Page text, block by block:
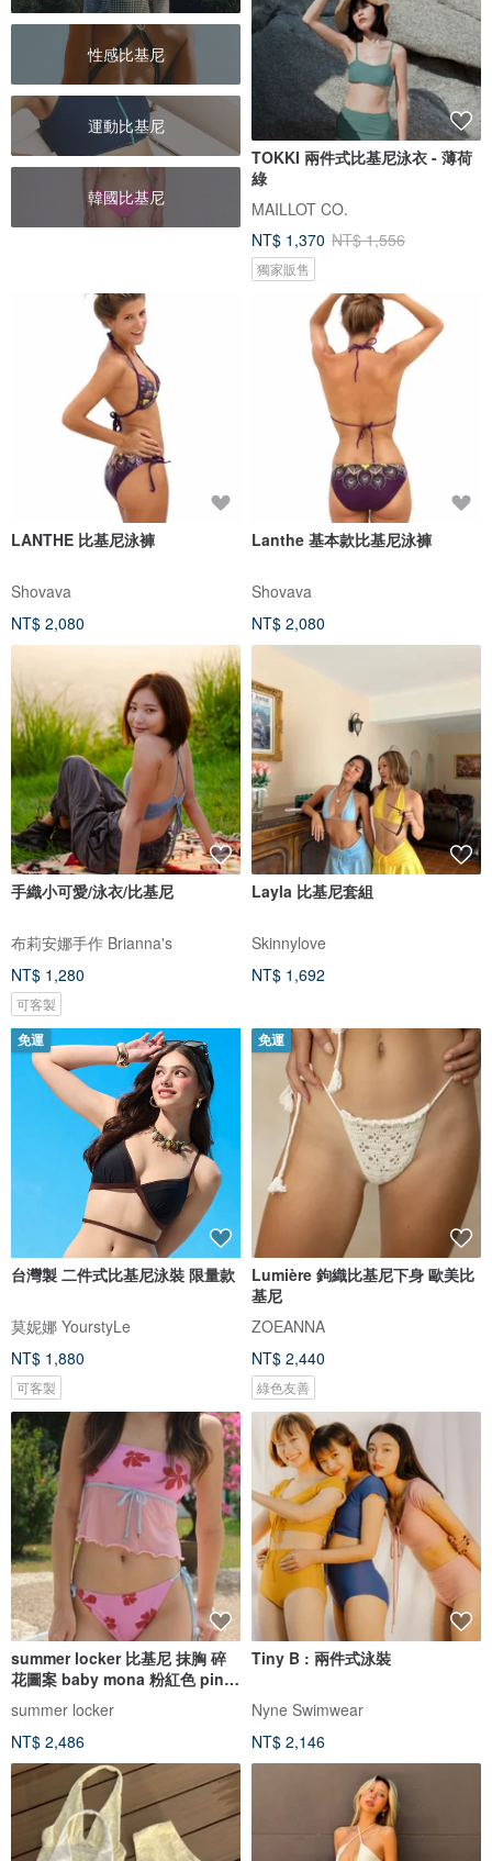
性感比基尼
運動比基尼
韓國比基尼
TOKKI 兩件式比基尼泳衣 - 薄荷
綠
MAILLOT CO.
NT$ 1,370 NT$ 1,556
獨家販售
LANTHE 比基尼泳褲
Shovava
NT$ 2,080
Lanthe 基本款比基尼泳褲
Shovava
NT$ 2,080
手織小可愛/泳衣/比基尼
布莉安娜手作 Brianna's
NT$ 1,280
可客製
Layla 比基尼套組
Skinnylove
NT$ 1,692
免運
台灣製 二件式比基尼泳裝 限量款
莫妮娜 YourstyLe
NT$ 1,880
可客製
免運
Lumière 鉤織比基尼下身 歐美比
基尼
ZOEANNA
NT$ 2,440
綠色友善
summer locker 比基尼 抹胸 碎
花圖案 baby mona 粉紅色 pink
summer locker
NT$ 2,486
Tiny B : 兩件式泳裝
Nyne Swimwear
NT$ 2,146